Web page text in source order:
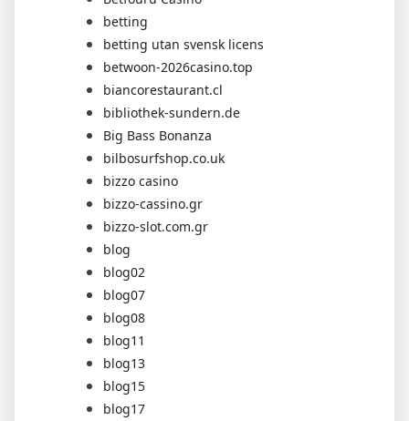
betting
betting utan svensk licens
betwoon-2026casino.top
biancorestaurant.cl
bibliothek-sundern.de
Big Bass Bonanza
bilbosurfshop.co.uk
bizzo casino
bizzo-cassino.gr
bizzo-slot.com.gr
blog
blog02
blog07
blog08
blog11
blog13
blog15
blog17